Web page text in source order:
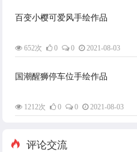
百变小樱可爱风手绘作品
652次 0 0 2021-08-03
国潮醒狮停车位手绘作品
1212次 0 0 2021-08-03
评论交流